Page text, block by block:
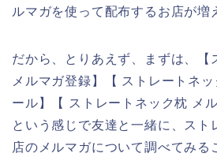
ルマガを使って配布するお店が増
だから、とりあえず、まずは、【
メルマガ登録】【 ストレートネ
ール】【 ストレートネック枕 メ
という感じで友達と一緒に、スト
店のメルマガについて調べてみる